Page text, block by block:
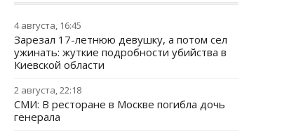
4 августа, 16:45
Зарезал 17-летнюю девушку, а потом сел
ужинать: жуткие подробности убийства в
Киевской области
2 августа, 22:18
СМИ: В ресторане в Москве погибла дочь
генерала